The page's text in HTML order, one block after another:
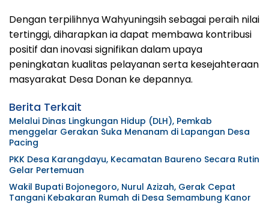
Dengan terpilihnya Wahyuningsih sebagai peraih nilai
tertinggi, diharapkan ia dapat membawa kontribusi
positif dan inovasi signifikan dalam upaya
peningkatan kualitas pelayanan serta kesejahteraan
masyarakat Desa Donan ke depannya.
Berita Terkait
Melalui Dinas Lingkungan Hidup (DLH), Pemkab
menggelar Gerakan Suka Menanam di Lapangan Desa
Pacing
PKK Desa Karangdayu, Kecamatan Baureno Secara Rutin
Gelar Pertemuan
Wakil Bupati Bojonegoro, Nurul Azizah, Gerak Cepat
Tangani Kebakaran Rumah di Desa Semambung Kanor